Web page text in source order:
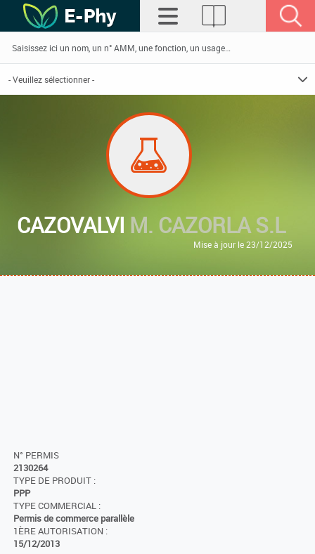
CAZOVALVI M. CAZORLA S.L
Mise à jour le 23/12/2025
N° PERMIS
2130264
TYPE DE PRODUIT :
PPP
TYPE COMMERCIAL :
Permis de commerce parallèle
1ÈRE AUTORISATION :
15/12/2013